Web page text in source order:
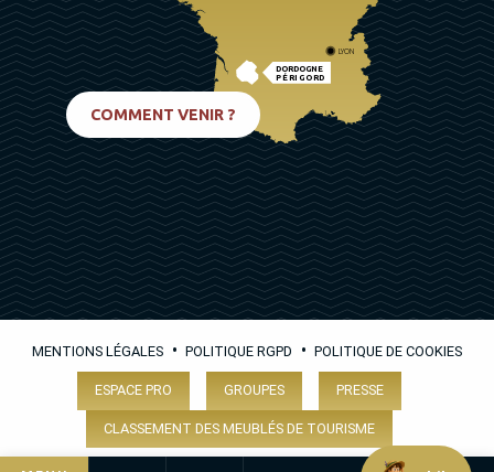
DORDOGNE
PÉRIGORD
LYON
COMMENT VENIR ?
MENTIONS LÉGALES • POLITIQUE RGPD • POLITIQUE DE COOKIES
ESPACE PRO GROUPES PRESSE
CLASSEMENT DES MEUBLÉS DE TOURISME